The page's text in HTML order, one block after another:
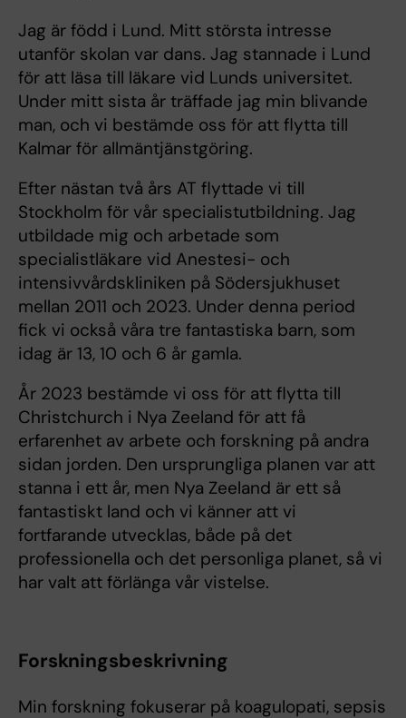
Jag är född i Lund. Mitt största intresse
utanför skolan var dans. Jag stannade i Lund
för att läsa till läkare vid Lunds universitet.
Under mitt sista år träffade jag min blivande
man, och vi bestämde oss för att flytta till
Kalmar för allmäntjänstgöring.
Efter nästan två års AT flyttade vi till
Stockholm för vår specialistutbildning. Jag
utbildade mig och arbetade som
specialistläkare vid Anestesi- och
intensivvårdskliniken på Södersjukhuset
mellan 2011 och 2023. Under denna period
fick vi också våra tre fantastiska barn, som
idag är 13, 10 och 6 år gamla.
År 2023 bestämde vi oss för att flytta till
Christchurch i Nya Zeeland för att få
erfarenhet av arbete och forskning på andra
sidan jorden. Den ursprungliga planen var att
stanna i ett år, men Nya Zeeland är ett så
fantastiskt land och vi känner att vi
fortfarande utvecklas, både på det
professionella och det personliga planet, så vi
har valt att förlänga vår vistelse.
Forskningsbeskrivning
Min forskning fokuserar på koagulopati, sepsis